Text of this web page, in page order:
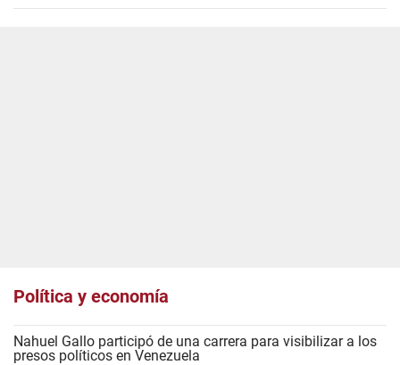
Política y economía
Nahuel Gallo participó de una carrera para visibilizar a los
presos políticos en Venezuela